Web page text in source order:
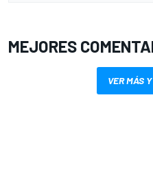
MEJORES
VER MÁS